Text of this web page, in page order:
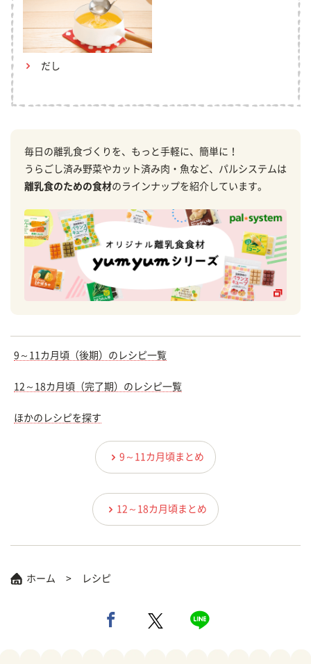
だし
毎日の離乳食づくりを、もっと手軽に、簡単に！
うらごし済み野菜やカット済み肉・魚など、パルシステムは
離乳食のための食材のラインナップを紹介しています。
9～11カ月頃（後期）のレシピ一覧
12～18カ月頃（完了期）のレシピ一覧
ほかのレシピを探す
9～11カ月頃まとめ
12～18カ月頃まとめ
ホーム レシピ